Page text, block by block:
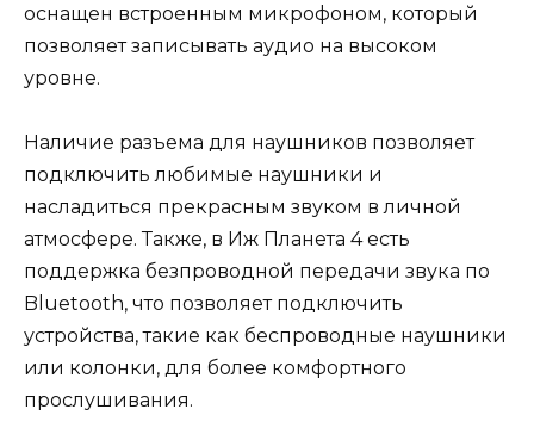
оснащен встроенным микрофоном, который
позволяет записывать аудио на высоком
уровне.
Наличие разъема для наушников позволяет
подключить любимые наушники и
насладиться прекрасным звуком в личной
атмосфере. Также, в Иж Планета 4 есть
поддержка безпроводной передачи звука по
Bluetooth, что позволяет подключить
устройства, такие как беспроводные наушники
или колонки, для более комфортного
прослушивания.